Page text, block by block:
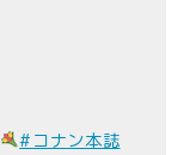
#コナン本誌